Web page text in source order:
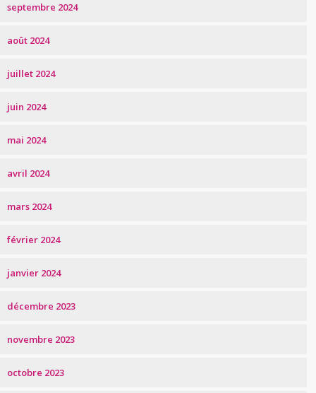
septembre 2024
août 2024
juillet 2024
juin 2024
mai 2024
avril 2024
mars 2024
février 2024
janvier 2024
décembre 2023
novembre 2023
octobre 2023